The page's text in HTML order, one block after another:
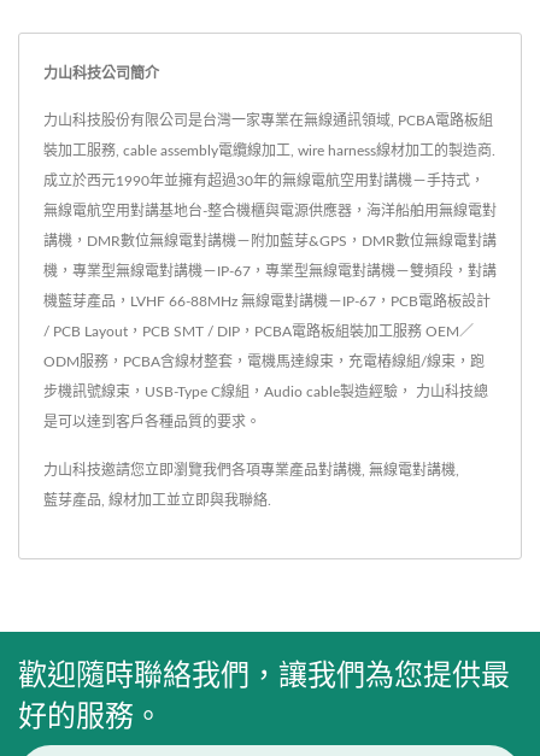
力山科技公司簡介
力山科技股份有限公司是台灣一家專業在無線通訊領域, PCBA電路板組
裝加工服務, cable assembly電纜線加工, wire harness線材加工的製造商.
成立於西元1990年並擁有超過30年的無線電航空用對講機－手持式，
無線電航空用對講基地台-整合機櫃與電源供應器，海洋船舶用無線電對
講機，DMR數位無線電對講機－附加藍芽&GPS，DMR數位無線電對講
機，專業型無線電對講機－IP-67，專業型無線電對講機－雙頻段，對講
機藍芽產品，LVHF 66-88MHz 無線電對講機－IP-67，PCB電路板設計
/ PCB Layout，PCB SMT / DIP，PCBA電路板組裝加工服務 OEM／
ODM服務，PCBA含線材整套，電機馬達線束，充電樁線組/線束，跑
步機訊號線束，USB-Type C線組，Audio cable製造經驗， 力山科技總
是可以達到客戶各種品質的要求。
力山科技邀請您立即瀏覽我們各項專業產品對講機 無線電對講機
藍芽產品 線材加工 並立即與我聯絡
歡迎隨時聯絡我們，讓我們為您提供最
好的服務。